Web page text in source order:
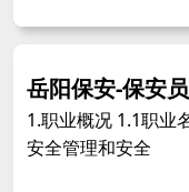
岳阳保安-保安
1.职业概况 1.1职业
安全管理和安全